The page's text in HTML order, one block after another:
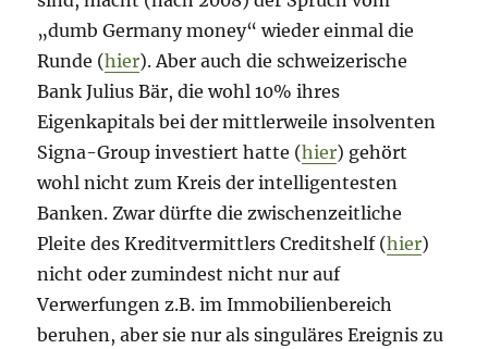
„dumb Germany money“ wieder einmal die
Runde (hier). Aber auch die schweizerische
Bank Julius Bär, die wohl 10% ihres
Eigenkapitals bei der mittlerweile insolventen
Signa-Group investiert hatte (hier) gehört
wohl nicht zum Kreis der intelligentesten
Banken. Zwar dürfte die zwischenzeitliche
Pleite des Kreditvermittlers Creditshelf (hier)
nicht oder zumindest nicht nur auf
Verwerfungen z.B. im Immobilienbereich
beruhen, aber sie nur als singuläres Ereignis zu